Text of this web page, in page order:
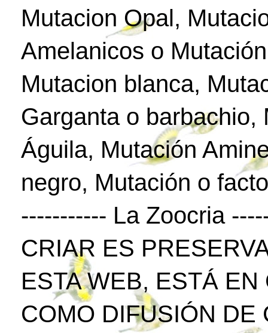
Mutacion Opal,
Amelanicos o
Mutacion blanca,
Garganta o
Águila, Mutación
negro, Mutación o
----------- La Zoocria
CRIAR ES
ESTA WEB, ESTÁ
COMO DIFUSIÓN DE